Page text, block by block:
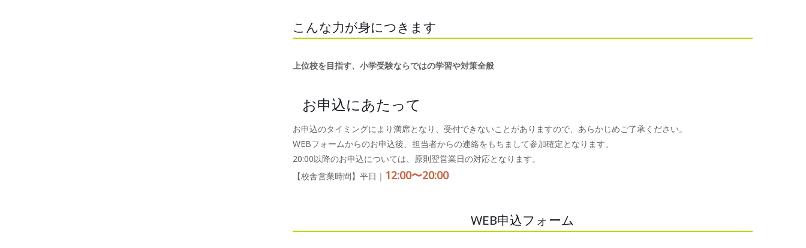
こんな力が身につきます
上位校を目指す、小学受験ならではの学習や対策全般
お申込にあたって
お申込のタイミングにより満席となり、受付できないことがありますので、あらかじめご了承ください。
WEBフォームからのお申込後、担当者からの連絡をもちまして参加確定となります。
20:00以降のお申込については、原則翌営業日の対応となります。
【校舎営業時間】平日｜ 12:00〜20:00
WEB申込フォーム